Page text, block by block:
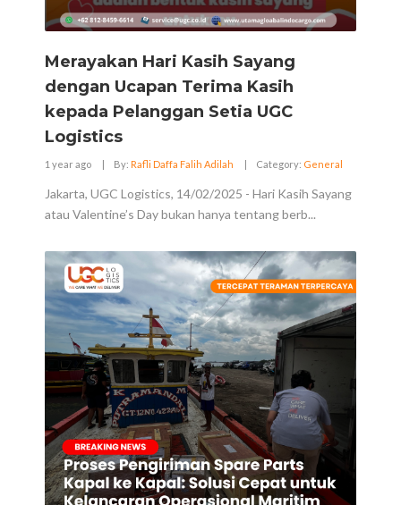
Merayakan Hari Kasih Sayang
dengan Ucapan Terima Kasih
kepada Pelanggan Setia UGC
Logistics
1 year ago | By: Rafli Daffa Falih Adilah | Category: General
Jakarta, UGC Logistics, 14/02/2025 - Hari Kasih Sayang
atau Valentine’s Day bukan hanya tentang berb...